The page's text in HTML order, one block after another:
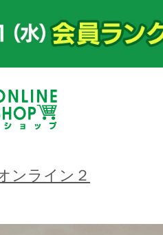
ンライン２